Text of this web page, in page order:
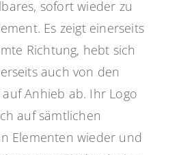
sofort wieder zu
Es zeigt einerseits
Richtung, hebt sich
auch von den
Anhieb ab. Ihr Logo
auf sämtlichen
Elementen wieder und